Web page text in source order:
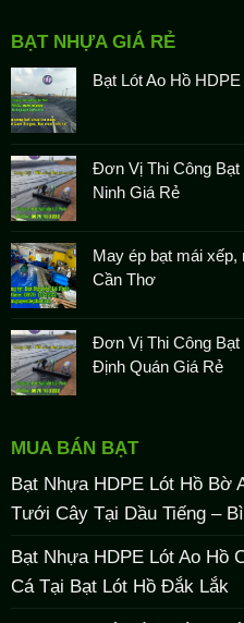
BẠT NHỰA GIÁ RẺ
Bạt Lót Ao Hồ
Đơn Vị Thi Công
Ninh Giá Rẻ
May ép bạt mái
Cần Thơ
Đơn Vị Thi Công Bạt
Định Quán Giá Rẻ
MUA BÁN BẠT
Bạt Nhựa HDPE Lót Hồ Bờ
Tưới Cây Tại Dầu Tiếng –
Bạt Nhựa HDPE Lót Ao Hồ
Cá Tại Bạt Lót Hồ Đắk Lắk